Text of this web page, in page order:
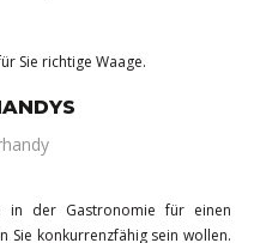
Sie richtige Waage.
in der Gastronomie für einen
Sie konkurrenzfähig sein wollen.